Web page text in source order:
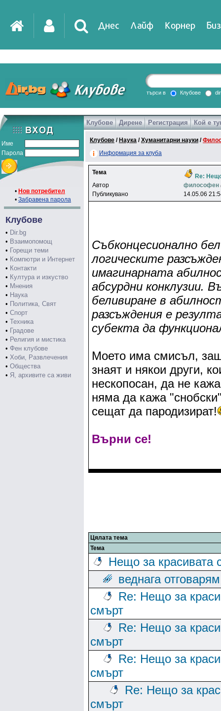
Днес Лайф Корнер
DirTV Impressio
Games
търси в Клубове
Име
Парола
• Нов потребител
• Забравена парола
Клубове
• Dir.bg
• Взаимопомощ
• Горещи теми
• Компютри и Интернет
• Контакти
• Култура и изкуство
• Мнения
• Наука
• Политика, Свят
• Спорт
• Техника
• Градове
• Религия и мистика
• Фен клубове
• Хоби, Развлечения
• Общества
• Я, архивите са живи
Клубове Дирене Регистрация Кой е
Клубове / Наука /Хуманитарни науки /
Информация за клуба
Тема
Re:
Автор
филocoфeн
Публикувано
14.05.06
Събконцесионално
логическите
имагинарната
абсурдни конклузии.
беливиране в
разсъждения е
субекта да
Моето има смисъл,
знаят и някои други,
нескопосан, да не
няма да кажа
сещат да пародизират!
Върни се!
Цялата тема
Тема
Нещо за красивата
веднага
Re: Нещо за
смърт
Re: Нещо за
смърт
Re: Нещо за
смърт
Re: Нещо за
смърт